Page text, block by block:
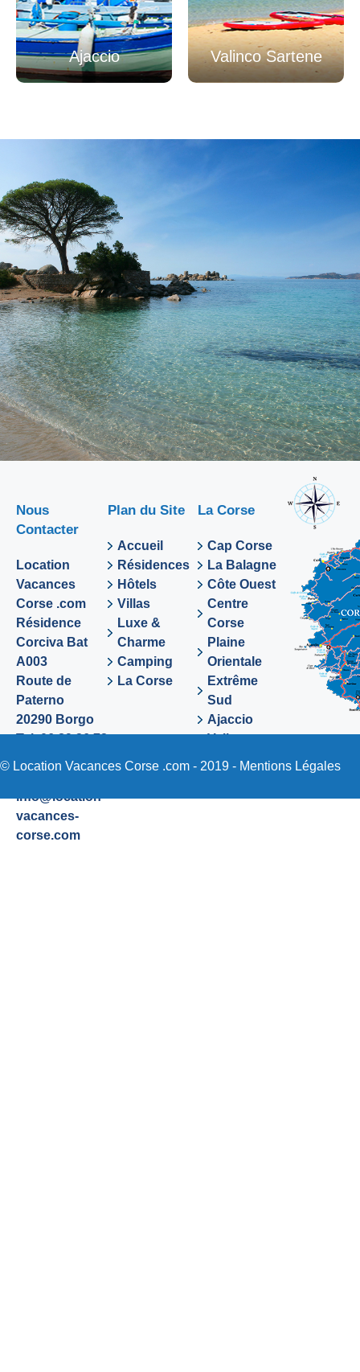
Ajaccio Valinco Sartene
Nous
Contacter
Location
Vacances
Corse .com
Résidence
Corciva Bat
A003
Route de
Paterno
20290 Borgo
Tel. 06 89 36 72
info@location-
vacances-
corse.com
Plan du Site
Accueil
Résidences
Hôtels
Villas
Luxe &
Charme
Camping
La Corse
La Corse
Cap Corse
La Balagne
Côte Ouest
Centre
Corse
Plaine
Orientale
Extrême
Sud
Ajaccio
Valinco
Sartene
© Location Vacances Corse .com - 2019 - Mentions Légales